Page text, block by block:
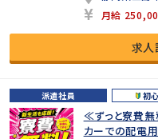
月給
求人
派遣社員 初
≪ずっと寮費
カーでの配電